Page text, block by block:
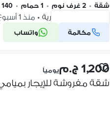
شقة • 2 غرف نوم • 1 حمام • 140 م٢
ميامي، الإسكندرية • منذ 1 أسبوع
مكالمة واتساب شركة موثقة
1,200 ج.م يومياً
شقة مفروشة للإيجار